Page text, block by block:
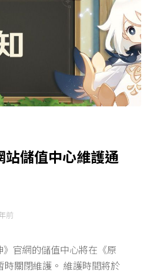
站儲值中心維護通
前
官網的儲值中心將在《原
關閉維護。 維護時間將於